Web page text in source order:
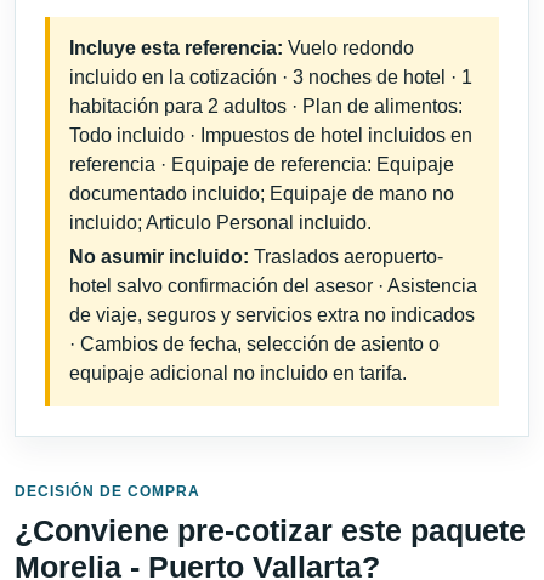
Incluye esta referencia: Vuelo redondo
incluido en la cotización · 3 noches de hotel · 1
habitación para 2 adultos · Plan de alimentos:
Todo incluido · Impuestos de hotel incluidos en
referencia · Equipaje de referencia: Equipaje
documentado incluido; Equipaje de mano no
incluido; Articulo Personal incluido.
No asumir incluido: Traslados aeropuerto-
hotel salvo confirmación del asesor · Asistencia
de viaje, seguros y servicios extra no indicados
· Cambios de fecha, selección de asiento o
equipaje adicional no incluido en tarifa.
DECISIÓN DE COMPRA
¿Conviene pre-cotizar este paquete
Morelia - Puerto Vallarta?